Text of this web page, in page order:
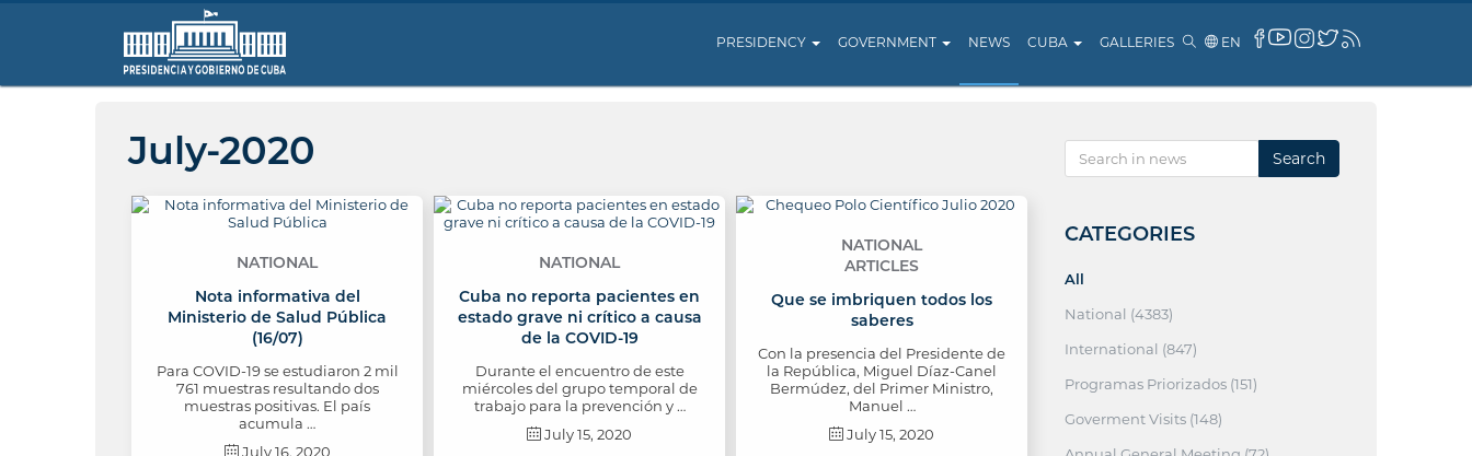
PRESIDENCY GOVERNMENT NEWS CUBA GALLERIES EN
July-2020
NATIONAL
Nota informativa del
Ministerio de Salud Pública
(16/07)
Para COVID-19 se estudiaron 2 mil
761 muestras resultando dos
muestras positivas. El país
acumula …
July 16, 2020
NATIONAL
Cuba no reporta pacientes en
estado grave ni crítico a causa
de la COVID-19
Durante el encuentro de este
miércoles del grupo temporal de
trabajo para la prevención y …
July 15, 2020
NATIONAL
ARTICLES
Que se imbriquen todos los
saberes
Con la presencia del Presidente de
la República, Miguel Díaz-Canel
Bermúdez, del Primer Ministro,
Manuel …
July 15, 2020
Search
CATEGORIES
All
National (4383)
International (847)
Programas Priorizados (151)
Goverment Visits (148)